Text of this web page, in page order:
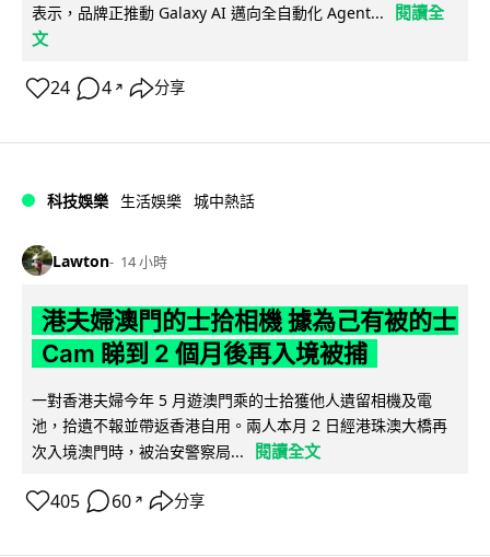
表示，品牌正推動 Galaxy AI 邁向全自動化 Agent...
閱讀全
文
24 4 ↗ 分享
科技娛樂 生活娛樂 城中熱話
Lawton 14 小時
港夫婦澳門的士拾相機 據為己有被的士
Cam 睇到 2 個月後再入境被捕
一對香港夫婦今年 5 月遊澳門乘的士拾獲他人遺留相機及電
池，拾遺不報並帶返香港自用。兩人本月 2 日經港珠澳大橋再
次入境澳門時，被治安警察局...
閱讀全文
405 60 ↗ 分享